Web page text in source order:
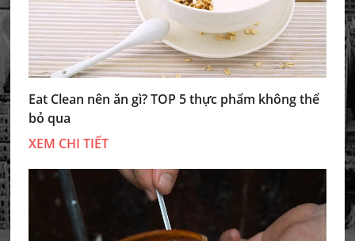
Eat Clean nên ăn gì? TOP 5 thực phẩm không thể
bỏ qua
XEM CHI TIẾT